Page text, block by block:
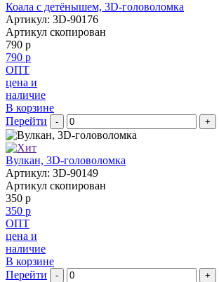
Коала с детёнышем, 3D-головоломка
Артикул: 3D-90176
Артикул скопирован
790 р
790 р
ОПТ
цена и
наличие
В корзине
Перейти
- +
Вулкан, 3D-головоломка
Артикул: 3D-90149
Артикул скопирован
350 р
350 р
ОПТ
цена и
наличие
В корзине
Перейти
- +